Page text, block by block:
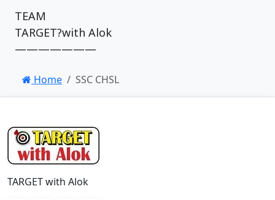
TEAM
TARGET?with Alok
———————
Home SSC CHSL
TARGET with Alok